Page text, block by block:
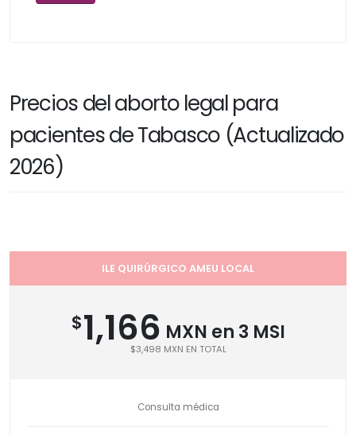
Precios del aborto legal para
pacientes de Tabasco (Actualizado
2026)
ILE QUIRÚRGICO AMEU LOCAL
$1,166 MXN en 3 MSI
$3,498 MXN EN TOTAL
Consulta médica